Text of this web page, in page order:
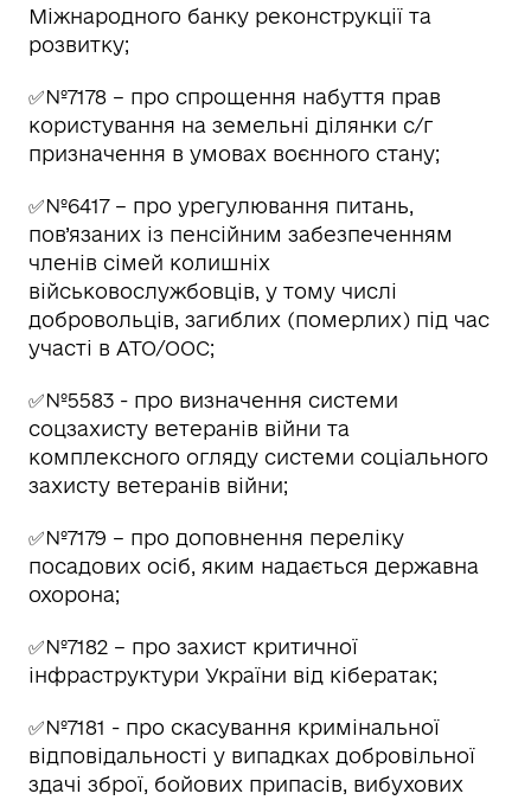
Міжнародного банку реконструкції та
розвитку;
✅№7178 – про спрощення набуття прав
користування на земельні ділянки с/г
призначення в умовах воєнного стану;
✅№6417 – про урегулювання питань,
пов’язаних із пенсійним забезпеченням
членів сімей колишніх
військовослужбовців, у тому числі
добровольців, загиблих (померлих) під час
участі в АТО/ООС;
✅№5583 - про визначення системи
соцзахисту ветеранів війни та
комплексного огляду системи соціального
захисту ветеранів війни;
✅№7179 – про доповнення переліку
посадових осіб, яким надається державна
охорона;
✅№7182 – про захист критичної
інфраструктури України від кібератак;
✅№7181 - про скасування кримінальної
відповідальності у випадках добровільної
здачі зброї, бойових припасів, вибухових